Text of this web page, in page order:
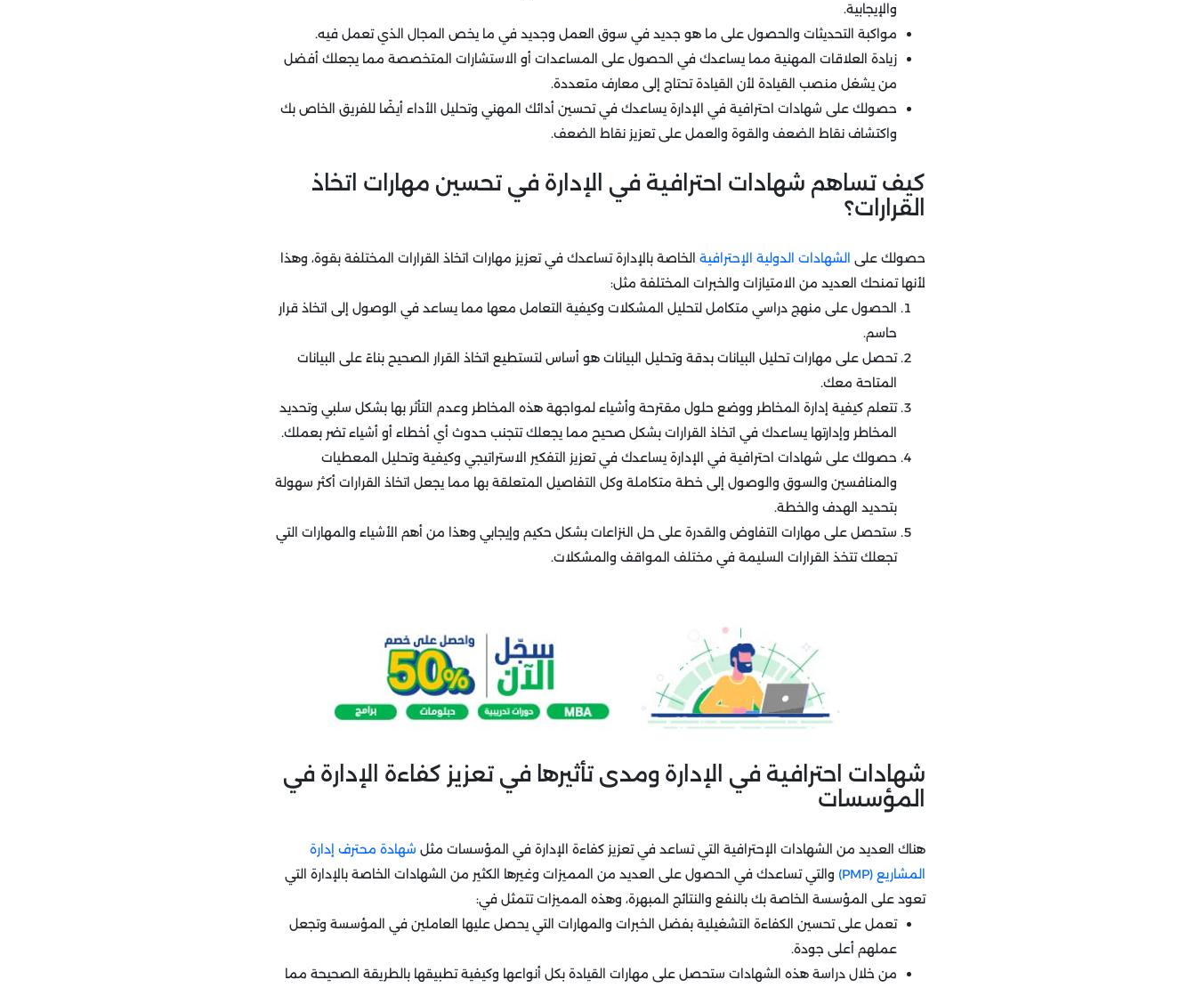
والإيجابية.
مواكبة التحديثات والحصول على ما هو جديد في سوق العمل وجديد في ما يخص المجال الذي تعمل فيه.
زيادة العلاقات المهنية مما يساعدك في الحصول على المساعدات أو الاستشارات المتخصصة مما يجعلك أفضل
من يشغل منصب القيادة لأن القيادة تحتاج إلى معارف متعددة.
حصولك على شهادات احترافية في الإدارة يساعدك في تحسين أدائك المهني وتحليل الأداء أيضًا للفريق الخاص بك
واكتشاف نقاط الضعف والقوة والعمل على تعزيز نقاط الضعف.
كيف تساهم شهادات احترافية في الإدارة في تحسين مهارات اتخاذ
القرارات؟
حصولك على الشهادات الدولية الإحترافية الخاصة بالإدارة تساعدك في تعزيز مهارات اتخاذ القرارات المختلفة بقوة، وهذا
لأنها تمنحك العديد من الامتيازات والخبرات المختلفة مثل:
الحصول على منهج دراسي متكامل لتحليل المشكلات وكيفية التعامل معها مما يساعد في الوصول إلى اتخاذ قرار
حاسم.
تحصل على مهارات تحليل البيانات بدقة وتحليل البيانات هو أساس لتستطيع اتخاذ القرار الصحيح بناءً على البيانات
المتاحة معك.
تتعلم كيفية إدارة المخاطر ووضع حلول مقترحة وأشياء لمواجهة هذه المخاطر وعدم التأثر بها بشكل سلبي وتحديد
المخاطر وإدارتها يساعدك في اتخاذ القرارات بشكل صحيح مما يجعلك تتجنب حدوث أي أخطاء أو أشياء تضر بعملك.
حصولك على شهادات احترافية في الإدارة يساعدك في تعزيز التفكير الاستراتيجي وكيفية وتحليل المعطيات
والمنافسين والسوق والوصول إلى خطة متكاملة وكل التفاصيل المتعلقة بها مما يجعل اتخاذ القرارات أكثر سهولة
بتحديد الهدف والخطة.
ستحصل على مهارات التفاوض والقدرة على حل النزاعات بشكل حكيم وإيجابي وهذا من أهم الأشياء والمهارات التي
تجعلك تتخذ القرارات السليمة في مختلف المواقف والمشكلات.
شهادات احترافية في الإدارة ومدى تأثيرها في تعزيز كفاءة الإدارة في
المؤسسات
هناك العديد من الشهادات الإحترافية التي تساعد في تعزيز كفاءة الإدارة في المؤسسات مثل شهادة محترف إدارة
المشاريع (PMP)
والتي تساعدك في الحصول على العديد من المميزات وغيرها الكثير من الشهادات الخاصة بالإدارة التي
تعود على المؤسسة الخاصة بك بالنفع والنتائج المبهرة، وهذه المميزات تتمثل في:
تعمل على تحسين الكفاءة التشغيلية بفضل الخبرات والمهارات التي يحصل عليها العاملين في المؤسسة وتجعل
عملهم أعلى جودة.
من خلال دراسة هذه الشهادات ستحصل على مهارات القيادة بكل أنواعها وكيفية تطبيقها بالطريقة الصحيحة مما